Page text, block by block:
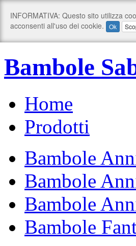
Bambole
Home
Prodotti
Bambole
Bambole
Bambole
Bambole